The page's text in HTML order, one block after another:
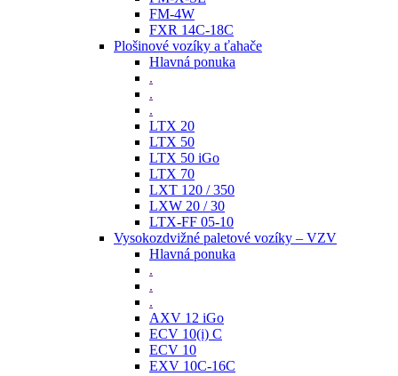
FM-4W
FXR 14C-18C
Plošinové vozíky a ťahače
Hlavná ponuka
.
.
.
LTX 20
LTX 50
LTX 50 iGo
LTX 70
LXT 120 / 350
LXW 20 / 30
LTX-FF 05-10
Vysokozdvižné paletové vozíky – VZV
Hlavná ponuka
.
.
.
AXV 12 iGo
ECV 10(i) C
ECV 10
EXV 10C-16C